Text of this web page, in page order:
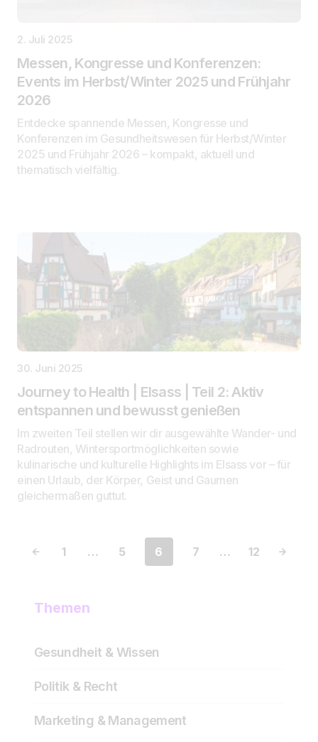
2. Juli 2025
Messen, Kongresse und Konferenzen:
Events im Herbst/Winter 2025 und Frühjahr
2026
Entdecke spannende Messen, Kongresse und
Konferenzen im Gesundheitswesen für Herbst/Winter
2025 und Frühjahr 2026 – kompakt, aktuell und
thematisch vielfältig.
30. Juni 2025
Journey to Health | Elsass | Teil 2: Aktiv
entspannen und bewusst genießen
Im zweiten Teil stellen wir dir ausgewählte Wander- und
Radrouten, Wintersportmöglichkeiten sowie
kulinarische und kulturelle Highlights im Elsass vor – für
einen Urlaub, der Körper, Geist und Gaumen
gleichermaßen guttut.
1 … 5 6 7 … 12
Themen
Gesundheit & Wissen
Politik & Recht
Marketing & Management